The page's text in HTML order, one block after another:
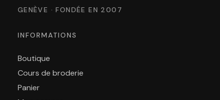
GENÈVE · FONDÉE EN 2007
INFORMATIONS
Boutique
Cours de broderie
Panier